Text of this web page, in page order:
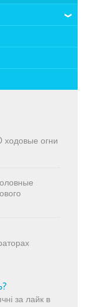
ходовые огни
за лайк в